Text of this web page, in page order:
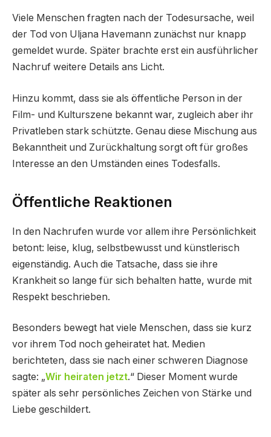
Viele Menschen fragten nach der Todesursache, weil
der Tod von Uljana Havemann zunächst nur knapp
gemeldet wurde. Später brachte erst ein ausführlicher
Nachruf weitere Details ans Licht.
Hinzu kommt, dass sie als öffentliche Person in der
Film- und Kulturszene bekannt war, zugleich aber ihr
Privatleben stark schützte. Genau diese Mischung aus
Bekanntheit und Zurückhaltung sorgt oft für großes
Interesse an den Umständen eines Todesfalls.
Öffentliche Reaktionen
In den Nachrufen wurde vor allem ihre Persönlichkeit
betont: leise, klug, selbstbewusst und künstlerisch
eigenständig. Auch die Tatsache, dass sie ihre
Krankheit so lange für sich behalten hatte, wurde mit
Respekt beschrieben.
Besonders bewegt hat viele Menschen, dass sie kurz
vor ihrem Tod noch geheiratet hat. Medien
berichteten, dass sie nach einer schweren Diagnose
sagte: „Wir heiraten jetzt.“ Dieser Moment wurde
später als sehr persönliches Zeichen von Stärke und
Liebe geschildert.